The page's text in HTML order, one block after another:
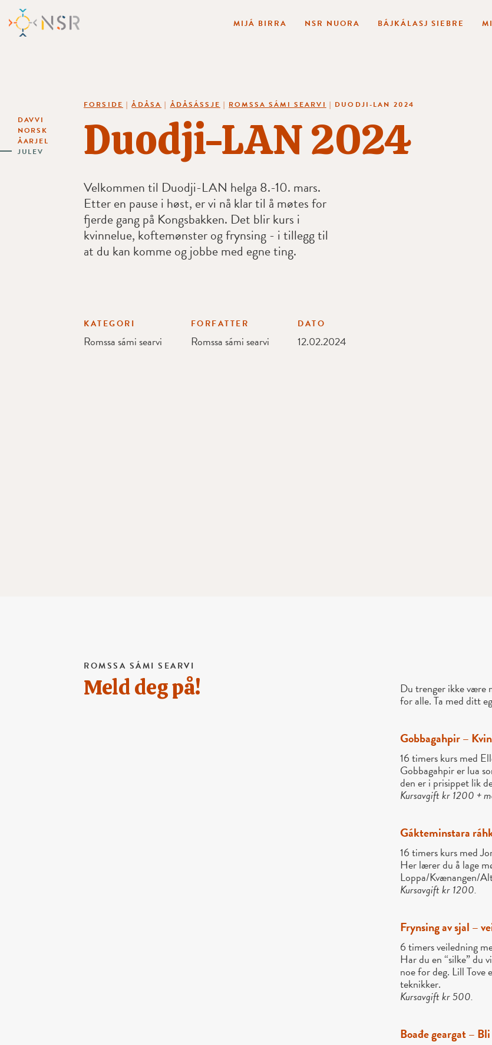
DAVVI
NORSK
ÅARJEL
JULEV
MIJÁ BIRRA NSR NUORA BÁJKÁLASJ SIEBRE
FORSIDE |ÅDÅSA | ÅDÅSÁSSJE | ROMSSA SÁMI SEARVI | DUODJI-LAN 2024
Duodji-LAN 2024
Velkommen til Duodji-LAN helga 8.-10. mars.
Etter en pause i høst, er vi nå klar til å møtes for
fjerde gang på Kongsbakken. Det blir kurs i
kvinnelue, koftemønster og frynsing - i tillegg til
at du kan komme og jobbe med egne ting.
KATEGORI
Romssa sámi searvi
FORFATTER
Romssa sámi searvi
DATO
12.02.2024
ROMSSA SÁMI SEARVI
Meld deg på! Du trenger ikke være
for alle. Ta med ditt
Gobbagahpir –
16 timers kurs med
Gobbagahpir er lua
den er i prisippet lik
Kursavgift kr 1200 +
Gákteminstara
16 timers kurs med
Her lærer du å lage
Loppa/Kvænangen/
Kursavgift kr 1200.
Frynsing av sjal –
6 timers veiledning
Har du en “silke” du
noe for deg. Lill Tove
teknikker.
Kursavgift kr 500.
Boađe geargat –